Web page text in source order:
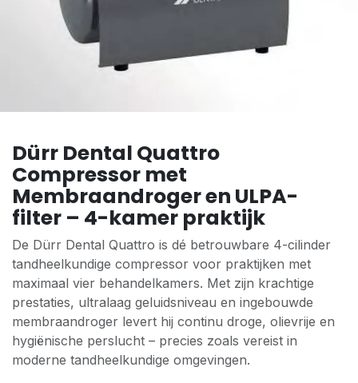
Dürr Dental Quattro
Compressor met
Membraandroger en ULPA-
filter – 4-kamer praktijk
De Dürr Dental Quattro is dé betrouwbare 4-cilinder
tandheelkundige compressor voor praktijken met
maximaal vier behandelkamers. Met zijn krachtige
prestaties, ultralaag geluidsniveau en ingebouwde
membraandroger levert hij continu droge, olievrije en
hygiënische perslucht – precies zoals vereist in
moderne tandheelkundige omgevingen.